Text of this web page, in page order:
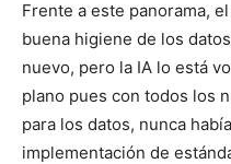
Frente a este panorama,
buena higiene de los
nuevo, pero la IA lo está
plano pues con todos los
para los datos, nunca
implementación de